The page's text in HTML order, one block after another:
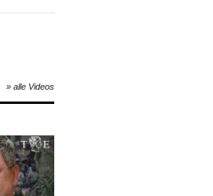
» alle Videos